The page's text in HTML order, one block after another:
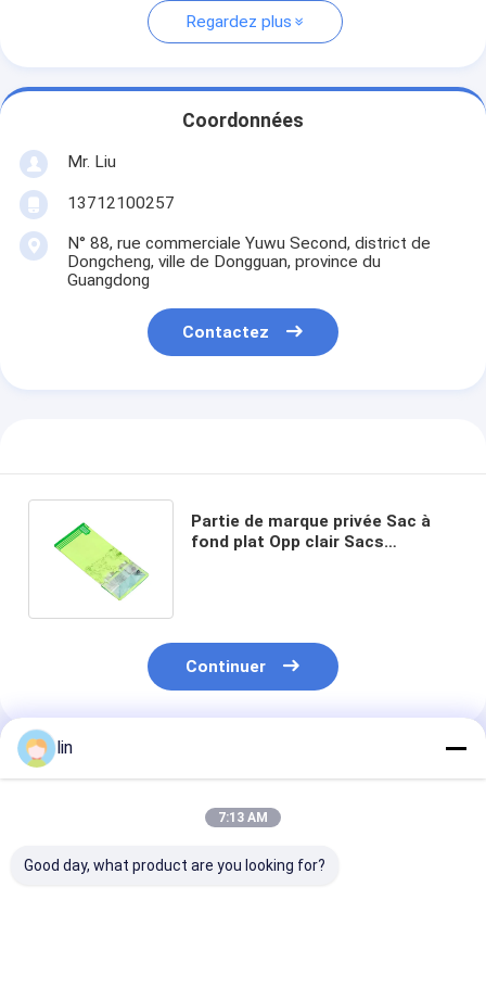
Regardez plus
Coordonnées
Mr. Liu
13712100257
N° 88, rue commerciale Yuwu Second, district de
Dongcheng, ville de Dongguan, province du
Guangdong
Contactez
Partie de marque privée Sac à
fond plat Opp clair Sacs
Continuer
Produits Recommandés
lin
7:13 AM
Good day, what product are you looking for?